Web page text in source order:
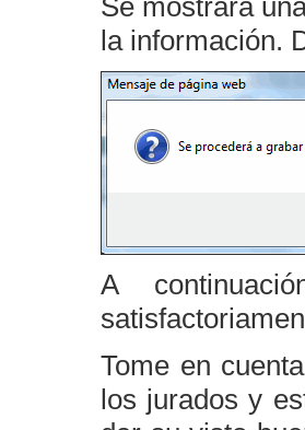
Se mostrará
la información.
A
Tome en
los jurados y